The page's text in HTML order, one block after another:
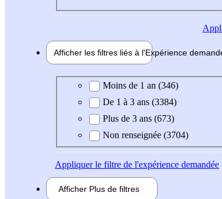
Afficher les filtres liés à l'Expérience
Expérience demandée
Moins de 1 an (346)
De 1 à 3 ans (3384)
Plus de 3 ans (673)
Non renseignée (3704)
Appliquerle filtre de l'expérience demandée
Afficher Plus de filtres